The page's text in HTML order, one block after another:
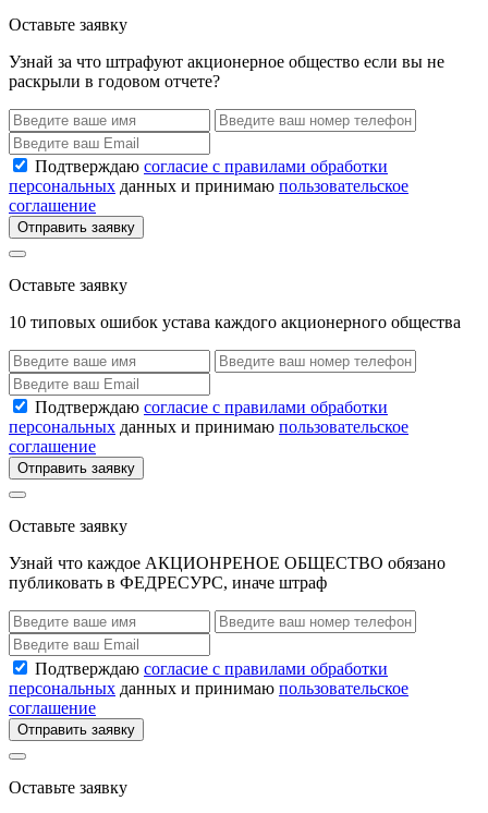
Оставьте заявку
Узнай за что штрафуют акционерное общество если вы не
раскрыли в годовом отчете?
Подтверждаю согласие с правилами обработки
персональных данных и принимаю пользовательское
соглашение
Отправить заявку
Оставьте заявку
10 типовых ошибок устава каждого акционерного общества
Подтверждаю согласие с правилами обработки
персональных данных и принимаю пользовательское
соглашение
Отправить заявку
Оставьте заявку
Узнай что каждое АКЦИОНРЕНОЕ ОБЩЕСТВО обязано
публиковать в ФЕДРЕСУРС, иначе штраф
Подтверждаю согласие с правилами обработки
персональных данных и принимаю пользовательское
соглашение
Отправить заявку
Оставьте заявку